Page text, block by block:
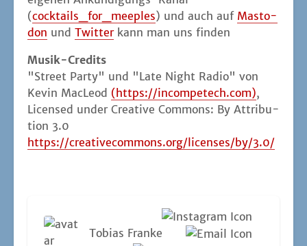
(cocktails_for_meeples) und auch auf Mast­o­
don und Twit­terkann man uns finden
Musik-Cre­dits
"Street Par­ty" und "Late Night Radio" von
Kevin MacLeod (https://incompetech.com),
Licen­sed under Crea­ti­ve Com­mons: By Attri­bu­
ti­on 3.0
https://creativecommons.org/licenses/by/3.0/
Tobi­as Franke